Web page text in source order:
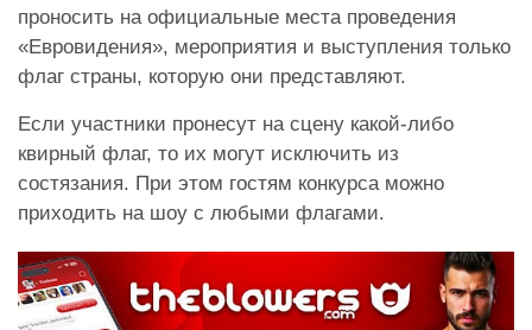
проносить на официальные места проведения
«Евровидения», мероприятия и выступления только
флаг страны, которую они представляют.
Если участники пронесут на сцену какой-либо
квирный флаг, то их могут исключить из
состязания. При этом гостям конкурса можно
приходить на шоу с любыми флагами.